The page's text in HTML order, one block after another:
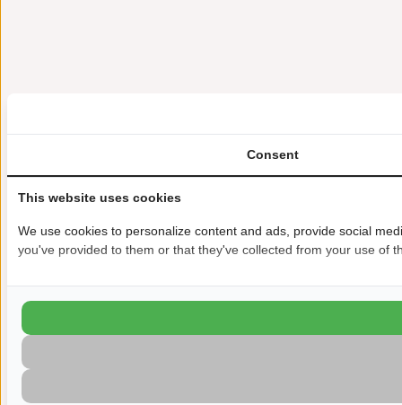
Consent
This website uses cookies
We use cookies to personalize content and ads, provide social
you've provided to them or that they've collected from your use of